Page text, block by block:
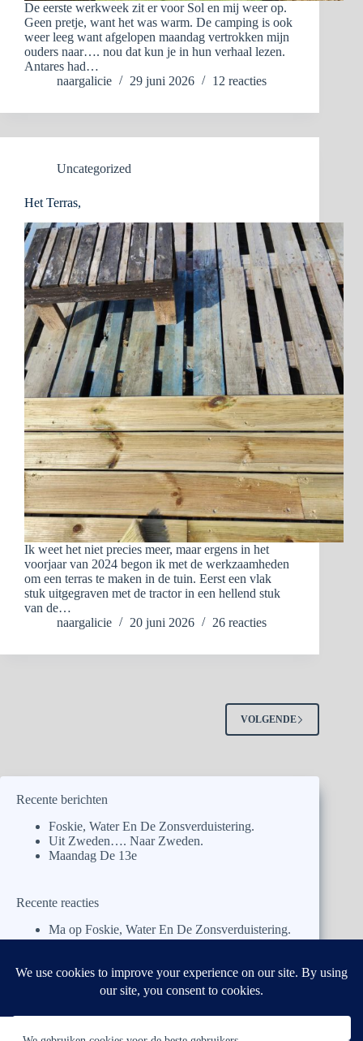
De eerste werkweek zit er voor Sol en mij weer op.
Geen pretje, want het was warm. De camping is ook
weer leeg want afgelopen maandag vertrokken mijn
ouders naar…. nou dat kun je in hun verhaal lezen.
Antares had…
naargalicie
29 juni 2026 12 reacties
Uncategorized
Het Terras,
Ik weet het niet precies meer, maar ergens in het
voorjaar van 2024 begon ik met de werkzaamheden
om een terras te maken in de tuin. Eerst een vlak
stuk uitgegraven met de tractor in een hellend stuk
van de…
naargalicie
20 juni 2026 26 reacties
VOLGENDE
Recente berichten
Foskie, Water En De Zonsverduistering.
Uit Zweden…. Naar Zweden.
Maandag De 13e
Recente reacties
Ma op Foskie, Water En De Zonsverduistering.
PaopFoskie, Water En De Zonsverduistering.
Ben y Antoinetteop Uit Zweden…. Naar
Zweden.